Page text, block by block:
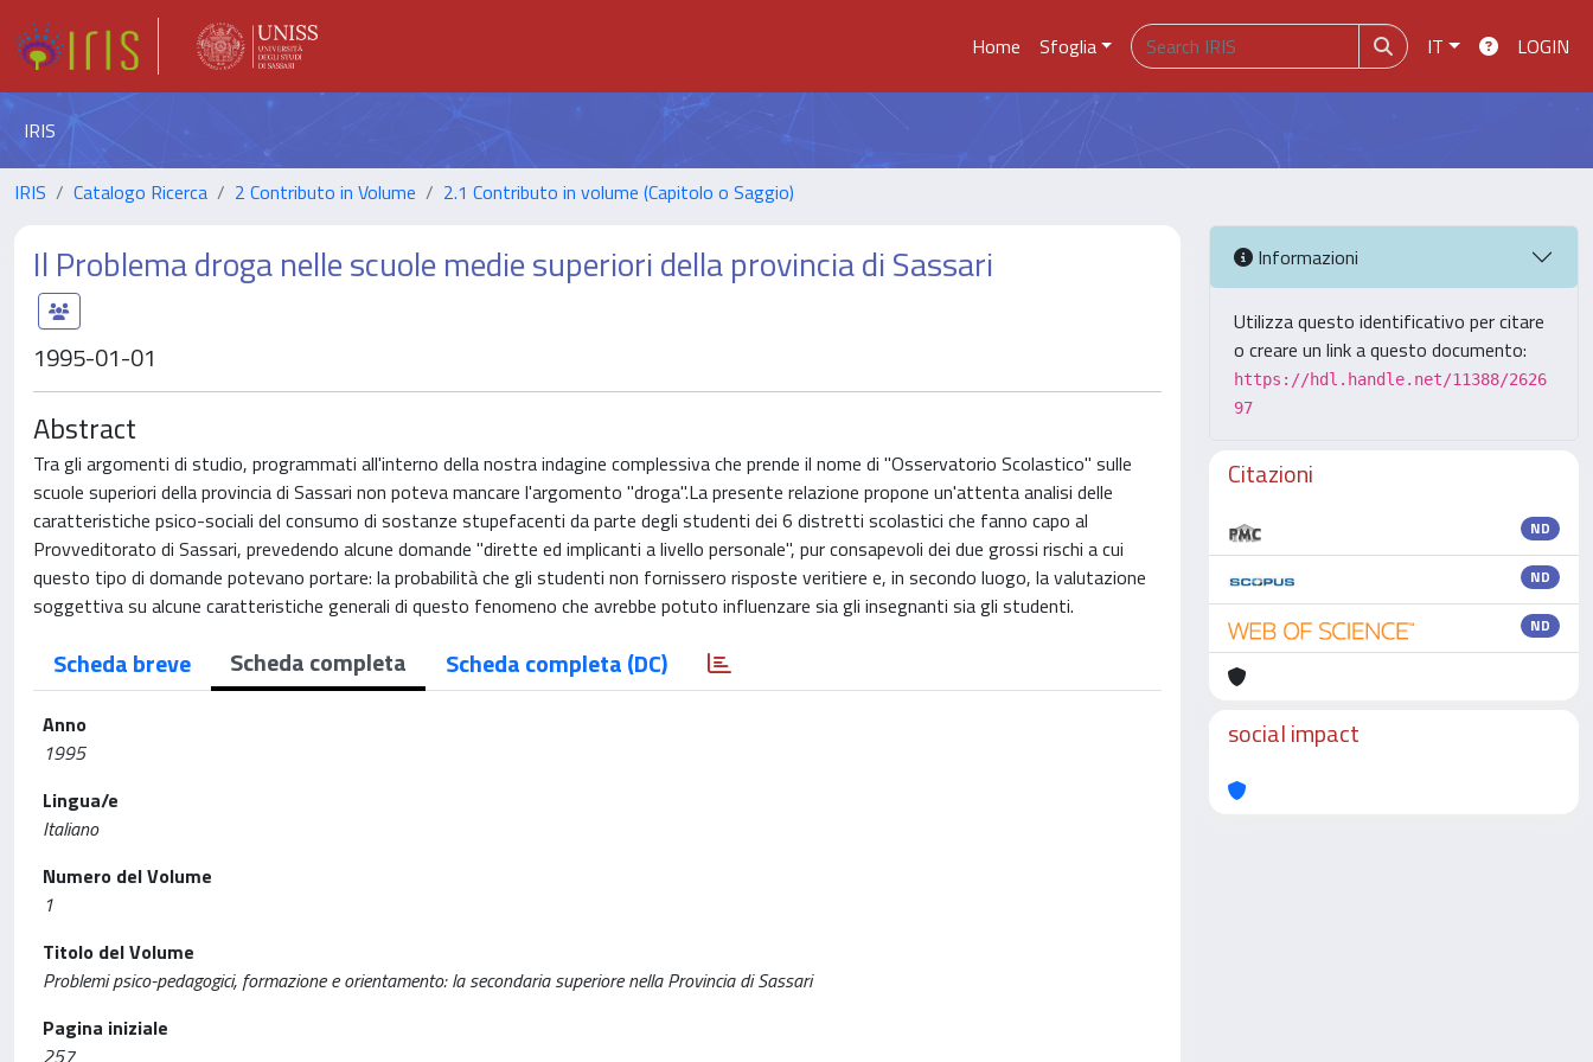
Home Sfoglia IT LOGIN
IRIS
IRIS Catalogo Ricerca 2 Contributo in Volume 2.1 Contributo in volume (Capitolo o Saggio)
Il Problema droga nelle scuole medie superiori della provincia di Sassari
1995-01-01
Abstract
Tra gli argomenti di studio, programmati all'interno della nostra indagine complessiva che prende il nome di "Osservatorio Scolastico" sulle
scuole superiori della provincia di Sassari non poteva mancare l'argomento "droga".La presente relazione propone un'attenta analisi delle
caratteristiche psico-sociali del consumo di sostanze stupefacenti da parte degli studenti dei 6 distretti scolastici che fanno capo al
Provveditorato di Sassari, prevedendo alcune domande "dirette ed implicanti a livello personale", pur consapevoli dei due grossi rischi a cui
questo tipo di domande potevano portare: la probabilità che gli studenti non fornissero risposte veritiere e, in secondo luogo, la valutazione
soggettiva su alcune caratteristiche generali di questo fenomeno che avrebbe potuto influenzare sia gli insegnanti sia gli studenti.
Scheda breve Scheda completa Scheda completa (DC)
Anno
1995
Lingua/e
Italiano
Numero del Volume
1
Titolo del Volume
Problemi psico-pedagogici, formazione e orientamento: la secondaria superiore nella Provincia di Sassari
Pagina iniziale
257
Informazioni
Utilizza questo identificativo per citare
o creare un link a questo documento:
https://hdl.handle.net/11388/2626
97
Citazioni
ND
ND
ND
social impact